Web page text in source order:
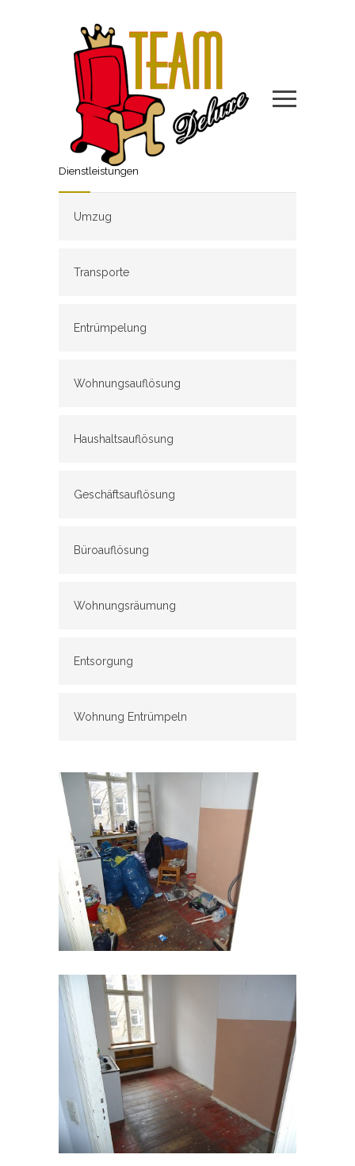
Dienstleistungen
Umzug
Transporte
Entrümpelung
Wohnungsauflösung
Haushaltsauflösung
Geschäftsauflösung
Büroauflösung
Wohnungsräumung
Entsorgung
Wohnung Entrümpeln